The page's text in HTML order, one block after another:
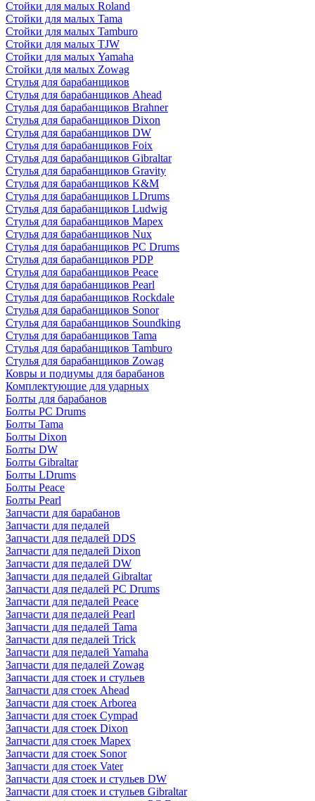
Стойки для малых Roland
Стойки для малых Tama
Стойки для малых Tamburo
Стойки для малых TJW
Стойки для малых Yamaha
Стойки для малых Zowag
Стулья для барабанщиков
Стулья для барабанщиков Ahead
Стулья для барабанщиков Brahner
Стулья для барабанщиков Dixon
Стулья для барабанщиков DW
Стулья для барабанщиков Foix
Стулья для барабанщиков Gibraltar
Стулья для барабанщиков Gravity
Стулья для барабанщиков K&M
Стулья для барабанщиков LDrums
Стулья для барабанщиков Ludwig
Стулья для барабанщиков Mapex
Стулья для барабанщиков Nux
Стулья для барабанщиков PC Drums
Стулья для барабанщиков PDP
Стулья для барабанщиков Peace
Стулья для барабанщиков Pearl
Стулья для барабанщиков Rockdale
Стулья для барабанщиков Sonor
Стулья для барабанщиков Soundking
Стулья для барабанщиков Tama
Стулья для барабанщиков Tamburo
Стулья для барабанщиков Zowag
Ковры и подиумы для барабанов
Комплектующие для ударных
Болты для барабанов
Болты PC Drums
Болты Tama
Болты Dixon
Болты DW
Болты Gibraltar
Болты LDrums
Болты Peace
Болты Pearl
Запчасти для барабанов
Запчасти для педалей
Запчасти для педалей DDS
Запчасти для педалей Dixon
Запчасти для педалей DW
Запчасти для педалей Gibraltar
Запчасти для педалей PC Drums
Запчасти для педалей Peace
Запчасти для педалей Pearl
Запчасти для педалей Tama
Запчасти для педалей Trick
Запчасти для педалей Yamaha
Запчасти для педалей Zowag
Запчасти для стоек и стульев
Запчасти для стоек Ahead
Запчасти для стоек Arborea
Запчасти для стоек Cympad
Запчасти для стоек Dixon
Запчасти для стоек Mapex
Запчасти для стоек Sonor
Запчасти для стоек Vater
Запчасти для стоек и стульев DW
Запчасти для стоек и стульев Gibraltar